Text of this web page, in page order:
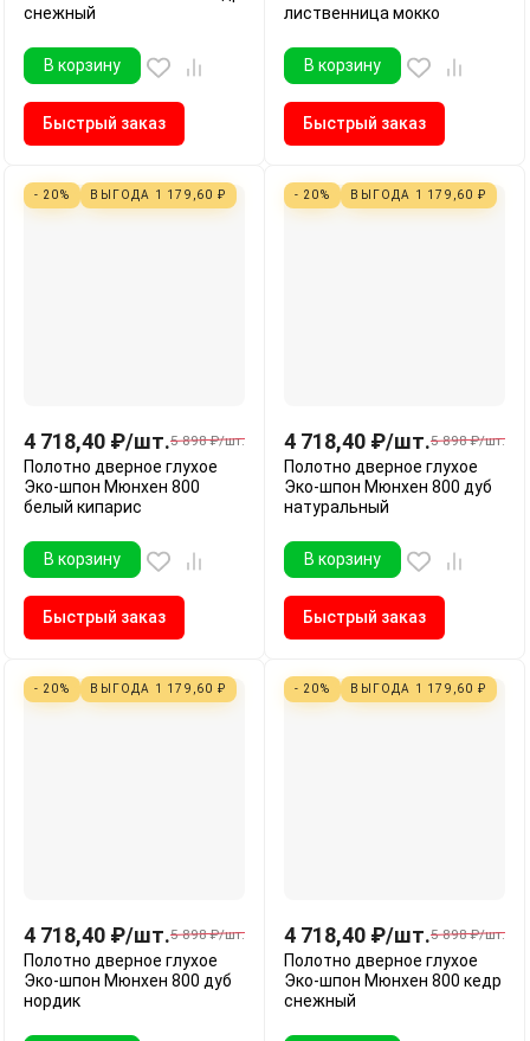
снежный
В корзину
Быстрый заказ
лиственница мокко
В корзину
Быстрый заказ
- 20% ВЫГОДА 1 179,60 ₽
4 718,40 ₽/шт.5 898 ₽/шт.
Полотно дверное глухое
Эко-шпон Мюнхен 800
белый кипарис
В корзину
Быстрый заказ
- 20% ВЫГОДА 1 179,60 ₽
4 718,40 ₽/шт.5 898 ₽/шт.
Полотно дверное глухое
Эко-шпон Мюнхен 800 дуб
натуральный
В корзину
Быстрый заказ
- 20% ВЫГОДА 1 179,60 ₽
4 718,40 ₽/шт.5 898 ₽/шт.
Полотно дверное глухое
Эко-шпон Мюнхен 800 дуб
нордик
- 20% ВЫГОДА 1 179,60 ₽
4 718,40 ₽/шт.5 898 ₽/шт.
Полотно дверное глухое
Эко-шпон Мюнхен 800 кедр
снежный